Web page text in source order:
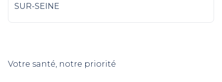
SUR-SEINE
Votre santé, notre priorité